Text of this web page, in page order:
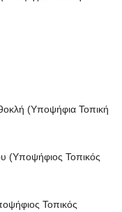
(Υποψήφια Τοπική
(Υποψήφιος Τοπικός
Τοπικός